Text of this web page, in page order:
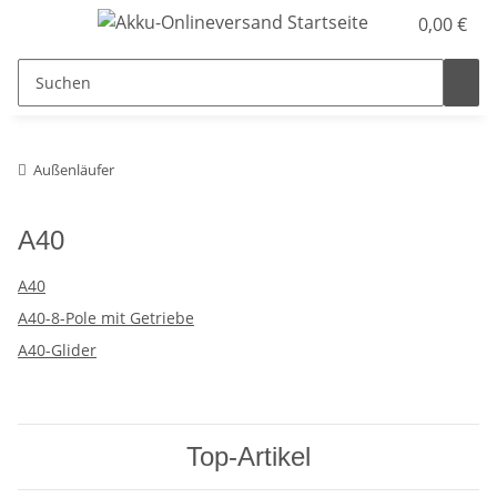
0,00 €
Außenläufer
A40
A40
A40-8-Pole mit Getriebe
A40-Glider
Top-Artikel